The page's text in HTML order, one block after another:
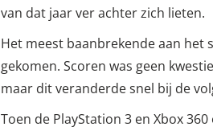
van dat jaar ver achter zich lieten.
Het meest baanbrekende aan het
gekomen. Scoren was geen
maar dit veranderde snel bij de
Toen de PlayStation 3 en Xbox